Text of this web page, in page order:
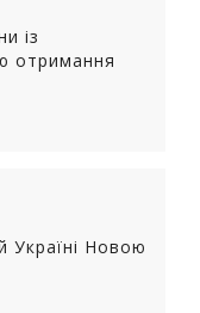
із
отримання
Україні Новою